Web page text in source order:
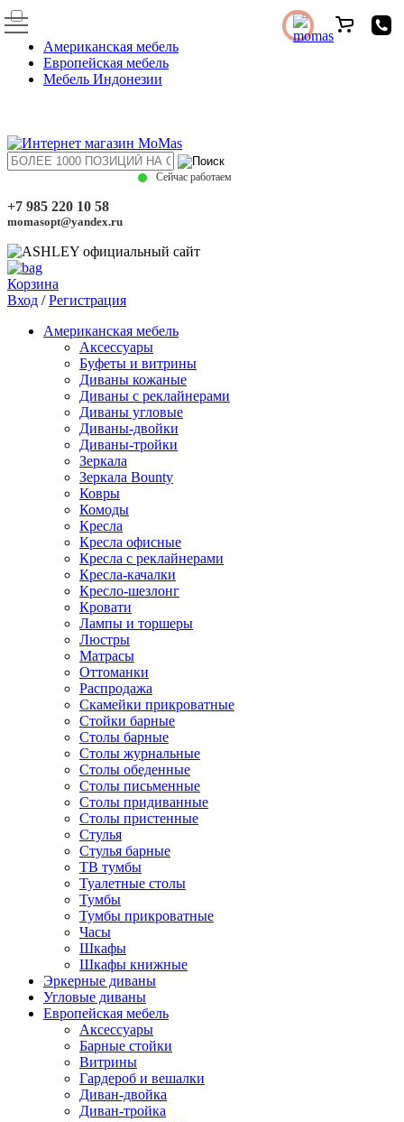
Американская мебель
Европейская мебель
Мебель Индонезии
Сейчас работаем
+7 985 220 10 58
momasopt@yandex.ru
Корзина
Вход /Регистрация
Американская мебель
Аксессуары
Буфеты и витрины
Диваны кожаные
Диваны с реклайнерами
Диваны угловые
Диваны-двойки
Диваны-тройки
Зеркала
Зеркала Bounty
Ковры
Комоды
Кресла
Кресла офисные
Кресла с реклайнерами
Кресла-качалки
Кресло-шезлонг
Кровати
Лампы и торшеры
Люстры
Матрасы
Оттоманки
Распродажа
Скамейки прикроватные
Стойки барные
Столы барные
Столы журнальные
Столы обеденные
Столы письменные
Столы придиванные
Столы пристенные
Стулья
Стулья барные
ТВ тумбы
Туалетные столы
Тумбы
Тумбы прикроватные
Часы
Шкафы
Шкафы книжные
Эркерные диваны
Угловые диваны
Европейская мебель
Аксессуары
Барные стойки
Витрины
Гардероб и вешалки
Диван-двойка
Диван-тройка